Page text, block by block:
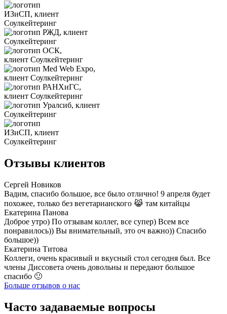
Отзывы клиентов
Сергей Новиков
Вадим, спасибо большое, все было отлично! 9 апреля будет
похожее, только без вегетарианского 😹 там китайцы
Екатерина Панова
Доброе утро) По отзывам коллег, все супер) Всем все
понравилось)) Вы внимательный, это оч важно)) Спасибо
большое))
Екатерина Титова
Коллеги, очень красивый и вкусный стол сегодня был. Все
члены Диссовета очень довольны и передают большое
спасибо 🙂
Больше отзывов о нас
Часто задаваемые вопросы